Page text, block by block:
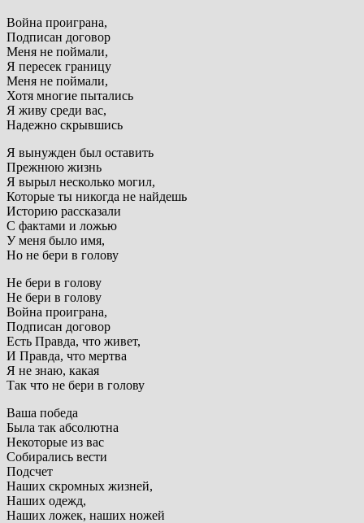
Война проиграна,
Подписан договор
Меня не поймали,
Я пересек границу
Меня не поймали,
Хотя многие пытались
Я живу среди вас,
Надежно скрывшись
Я вынужден был оставить
Прежнюю жизнь
Я вырыл несколько могил,
Которые ты никогда не найдешь
Историю рассказали
С фактами и ложью
У меня было имя,
Но не бери в голову
Не бери в голову
Не бери в голову
Война проиграна,
Подписан договор
Есть Правда, что живет,
И Правда, что мертва
Я не знаю, какая
Так что не бери в голову
Ваша победа
Была так абсолютна
Некоторые из вас
Собирались вести
Подсчет
Наших скромных жизней,
Наших одежд,
Наших ложек, наших ножей